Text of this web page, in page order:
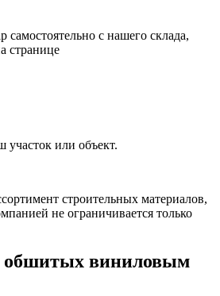
самостоятельно с нашего склада,
странице
участок или объект.
строительных материалов,
не ограничивается только
обшитых виниловым